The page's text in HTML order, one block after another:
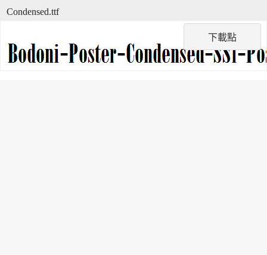
下載點
Condensed.ttf